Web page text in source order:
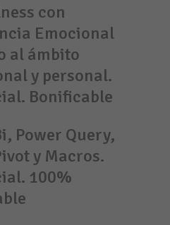
con
Emocional
al ámbito
y personal.
Bonificable
Power Query,
y Macros.
100%